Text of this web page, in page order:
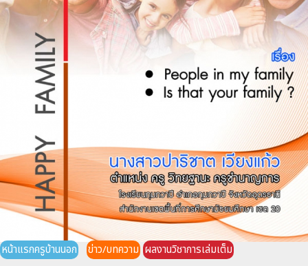
หน้าแรกครูบ้านนอก ข่าว/บทความ ผลงานวิชาการเล่มเต็ม